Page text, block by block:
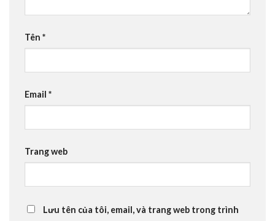
Tên *
Email *
Trang web
Lưu tên của tôi, email, và trang web trong trình